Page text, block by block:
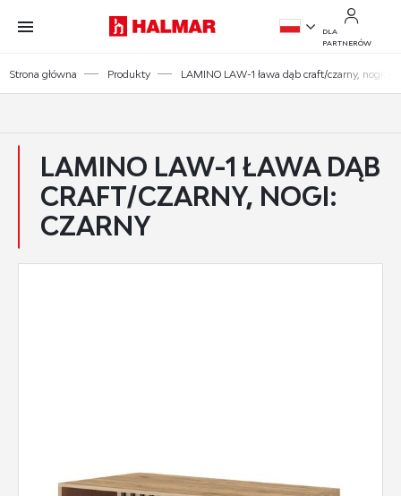
Przejdź do treści.
Przejdź do menu.
Przejdź do wyszukiwarki.
EN
DLA
PARTNERÓW
Strona główna Produkty LAMINO LAW-1 ława dąb craft/czarny, nogi:
LAMINO LAW-1 ŁAWA DĄB
CRAFT/CZARNY, NOGI:
CZARNY